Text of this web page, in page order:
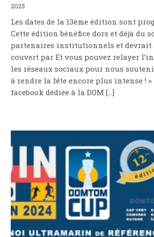
2025
Les dates de la 13ème édition sont
Cette édition bénéfice dors et déjà du
partenaires institutionnels et devrait
couvert par Et vous pouvez relayer
les réseaux sociaux pour nous
à rendre la fête encore plus intense ! >
facebook dédiée à la DOM […]